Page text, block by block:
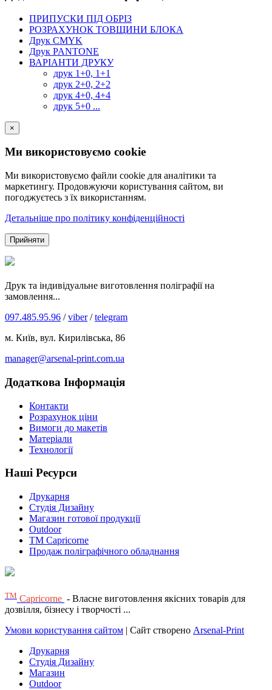
ПРИПУСКИ ПІД ОБРІЗ
РОЗРАХУНОК ТОВЩИНИ БЛОКА
Друк CMYK
Друк PANTONE
ВАРІАНТИ ДРУКУ
друк 1+0, 1+1
друк 2+0, 2+2
друк 4+0, 4+4
друк 5+0 ...
×
Ми використовуємо cookie
Ми використовуємо файли cookie для аналітики та
маркетингу. Продовжуючи користування сайтом, ви
погоджуєтесь з їх використанням.
Детальніше про політику конфіденційності
Прийняти
Друк та індивідуальне виготовлення поліграфії на
замовлення...
097.485.95.96 /viber/telegram
м. Київ, вул. Кирилівська, 86
manager@arsenal-print.com.ua
Додаткова Інформація
Контакти
Розрахунок ціни
Вимоги до макетів
Матеріали
Технології
Наші Ресурси
Друкарня
Студія Дизайну
Магазин готової продукції
Outdoor
TM Capricorne
Продаж поліграфічного обладнання
ТМ Capricorne - Власне виготовлення якісних товарів для
дозвілля, бізнесу і творчості ...
Умови користування сайтом | Сайт створено Arsenal-Print
Друкарня
Студія Дизайну
Магазин
Outdoor